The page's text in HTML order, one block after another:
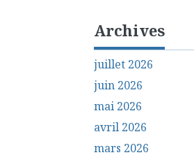
Archives
juillet 2026
juin 2026
mai 2026
avril 2026
mars 2026